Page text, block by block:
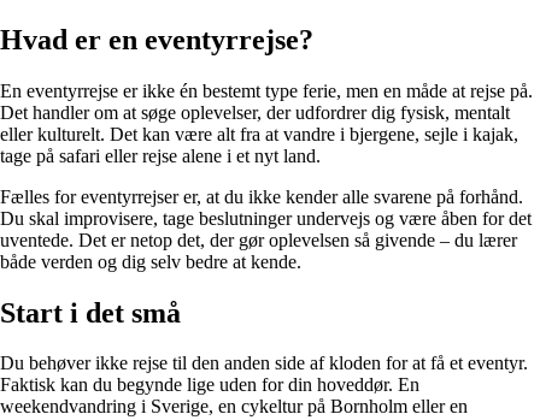
Hvad er en eventyrrejse?
En eventyrrejse er ikke én bestemt type ferie, men en måde at rejse på.
Det handler om at søge oplevelser, der udfordrer dig fysisk, mentalt
eller kulturelt. Det kan være alt fra at vandre i bjergene, sejle i kajak,
tage på safari eller rejse alene i et nyt land.
Fælles for eventyrrejser er, at du ikke kender alle svarene på forhånd.
Du skal improvisere, tage beslutninger undervejs og være åben for det
uventede. Det er netop det, der gør oplevelsen så givende – du lærer
både verden og dig selv bedre at kende.
Start i det små
Du behøver ikke rejse til den anden side af kloden for at få et eventyr.
Faktisk kan du begynde lige uden for din hoveddør. En
weekendvandring i Sverige, en cykeltur på Bornholm eller en